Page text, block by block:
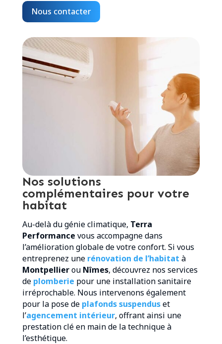
Nous contacter
Nos solutions
complémentaires pour votre
habitat
Au-delà du génie climatique, Terra
Performance vous accompagne dans
l’amélioration globale de votre confort. Si vous
entreprenez une rénovation de l’habitat à
Montpellierou Nîmes, découvrez nos services
de plomberie pour une installation sanitaire
irréprochable. Nous intervenons également
pour la pose de plafonds suspenduset
l’agencement intérieur, offrant ainsi une
prestation clé en main de la technique à
l’esthétique.